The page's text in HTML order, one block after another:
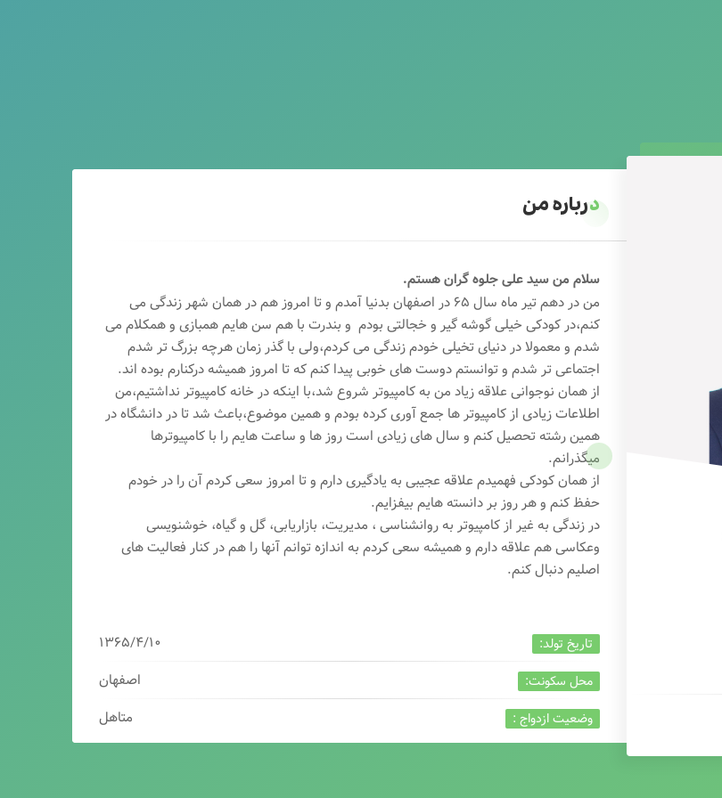
درباره من
سلام من سید علی جلوه گران هستم.
من در دهم تیر ماه سال ۶۵ در اصفهان بدنیا آمدم و تا امروز هم در همان شهر زندگی می
کنم،در کودکی خیلی گوشه گیر و خجالتی بودم و بندرت با هم سن هایم همبازی و همکلام می
شدم و معمولا در دنیای تخیلی خودم زندگی می کردم،ولی با گذر زمان هرچه بزرگ تر شدم
اجتماعی تر شدم و توانستم دوست های خوبی پیدا کنم که تا امروز همیشه درکنارم بوده اند.
از همان نوجوانی علاقه زیاد من به کامپیوتر شروع شد،با اینکه در خانه کامپیوتر نداشتیم،من
اطلاعات زیادی از کامپیوتر ها جمع آوری کرده بودم و همین موضوع،باعث شد تا در دانشگاه در
همین رشته تحصیل کنم و سال های زیادی است روز ها و ساعت هایم را با کامپیوترها
میگذرانم.
از همان کودکی فهمیدم علاقه عجیبی به یادگیری دارم و تا امروز سعی کردم آن را در خودم
حفظ کنم و هر روز بر دانسته هایم بیفزایم.
در زندگی به غیر از کامپیوتر به روانشناسی ، مدیریت، بازاریابی، گل و گیاه، خوشنویسی
وعکاسی هم علاقه دارم و همیشه سعی کردم به اندازه توانم آنها را هم در کنار فعالیت های
اصلیم دنبال کنم.
تاریخ تولد: ۱۳۶۵/۴/۱۰
محل سکونت: اصفهان
وضعیت ازدواج : متاهل